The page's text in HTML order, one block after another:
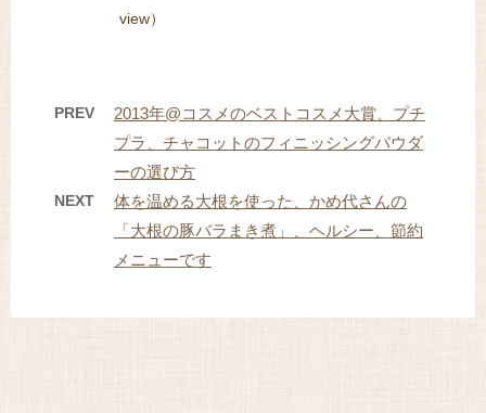
view）
PREV
2013年@コスメのベストコスメ大賞、プチ
プラ、チャコットのフィニッシングパウダ
ーの選び方
NEXT
体を温める大根を使った、かめ代さんの
「大根の豚バラまき煮」、ヘルシー、節約
メニューです